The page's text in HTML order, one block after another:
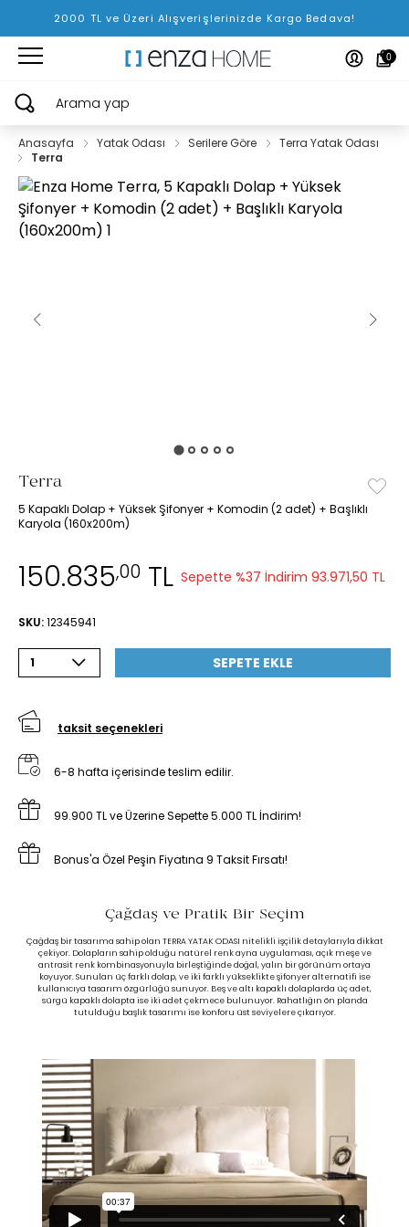
2000 TL ve Üzeri Alışverişlerinizde Kargo Bedava!
0
Arama yap
Anasayfa Yatak Odası Serilere Göre
Terra Yatak Odası
Terra
Terra
5 Kapaklı Dolap + Yüksek Şifonyer + Komodin (2 adet) + Başlıklı
Karyola (160x200m)
150.835,00 TL Sepette %37 İndirim 93.971,50 TL
SKU:12345941
1 SEPETE EKLE
taksit seçenekleri
6-8 hafta içerisinde teslim edilir.
99.900 TL ve Üzerine Sepette 5.000 TL İndirim!
Bonus'a Özel Peşin Fiyatına 9 Taksit Fırsatı!
Çağdaş ve Pratik Bir Seçim
Çağdaş bir tasarıma sahip olan TERRA YATAK ODASI nitelikli işçilik detaylarıyla dikkat
çekiyor. Dolapların sahip olduğu natürel renk ayna uygulaması, açık meşe ve
antrasit renk kombinasyonuyla birleştiğinde doğal, yalın bir görünüm ortaya
koyuyor. Sunulan üç farklı dolap, ve iki farklı yükseklikte şifonyer alternatifi ise
kullanıcıya tasarım özgürlüğü sunuyor. Beş ve altı kapaklı dolaplarda üç adet,
sürgü kapaklı dolapta ise iki adet çekmece bulunuyor. Rahatlığın ön planda
tutulduğu başlık tasarımı ise konforu üst seviyelere çıkarıyor.